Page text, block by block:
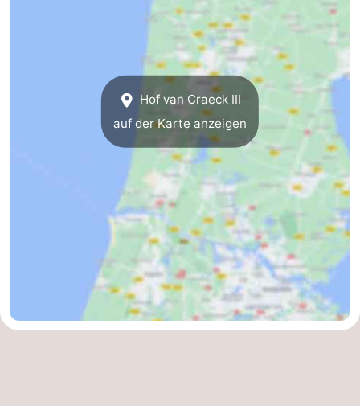
Hof van Craeck III
auf der Karte anzeigen